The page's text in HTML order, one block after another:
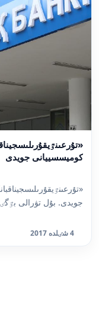
كوميسسييانى جويدى
جويدى. بۇل تۋرالى
4 شٸلدە 2017